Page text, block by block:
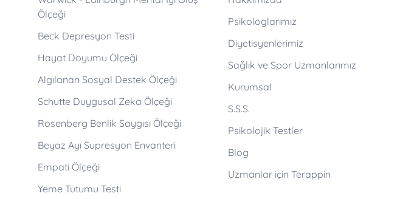
Psikologlarımız
Diyetisyenlerimiz
Sağlık ve Spor Uzmanlarımız
Kurumsal
S.S.S.
Psikolojik Testler
Blog
Uzmanlar için Terappin
Ölçeği
Beck Depresyon Testi
Hayat Doyumu Ölçeği
Algılanan Sosyal Destek Ölçeği
Schutte Duygusal Zeka Ölçeği
Rosenberg Benlik Saygısı Ölçeği
Beyaz Ayı Supresyon Envanteri
Empati Ölçeği
Yeme Tutumu Testi